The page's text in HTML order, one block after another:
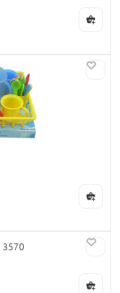
3570